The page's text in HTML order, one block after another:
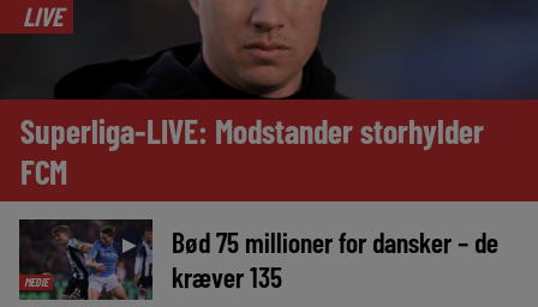
LIVE
Superliga-LIVE: Modstander storhylder
FCM
MEDIE
►
Bød 75 millioner for dansker – de
kræver 135